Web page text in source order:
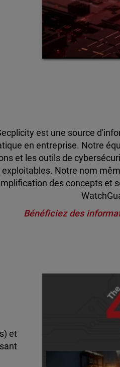
est une source
en entreprise. Notre
et les outils de
Notre nom
des concepts et
Bénéficiez des
et